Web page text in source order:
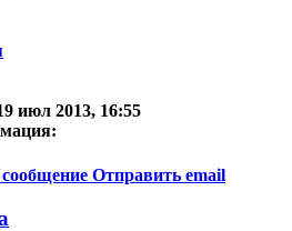
июл 2013, 16:55
Отправить email